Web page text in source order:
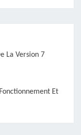
La Version 7
Et